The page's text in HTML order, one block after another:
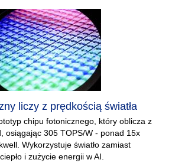
liczy z prędkością światła
chipu fotonicznego, który oblicza z
osiągając 305 TOPS/W - ponad 15x
Wykorzystuje światło zamiast
i zużycie energii w AI.